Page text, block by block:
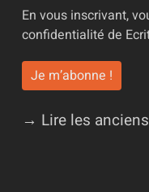
En vous inscrivant,
confidentialité de
→ Lire les